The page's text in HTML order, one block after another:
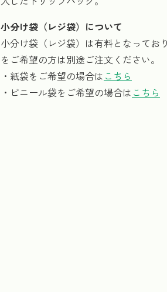
小分け袋（レジ袋）について
小分け袋（レジ袋）は有料となってお
をご希望の方は別途ご注文ください。
・紙袋をご希望の場合は こちら
・ビニール袋をご希望の場合は こちら